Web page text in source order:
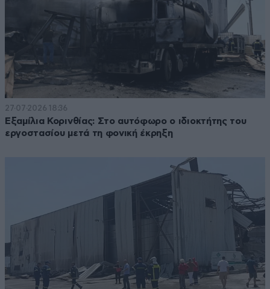
27·07·2026 18:36
Εξαμίλια Κορινθίας: Στο αυτόφωρο ο ιδιοκτήτης του
εργοστασίου μετά τη φονική έκρηξη